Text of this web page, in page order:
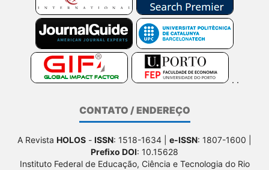
CONTATO / ENDEREÇO
A Revista HOLOS - ISSN: 1518-1634 | e-ISSN: 1807-1600 |
Prefixo DOI: 10.15628
Instituto Federal de Educação, Ciência e Tecnologia do Rio